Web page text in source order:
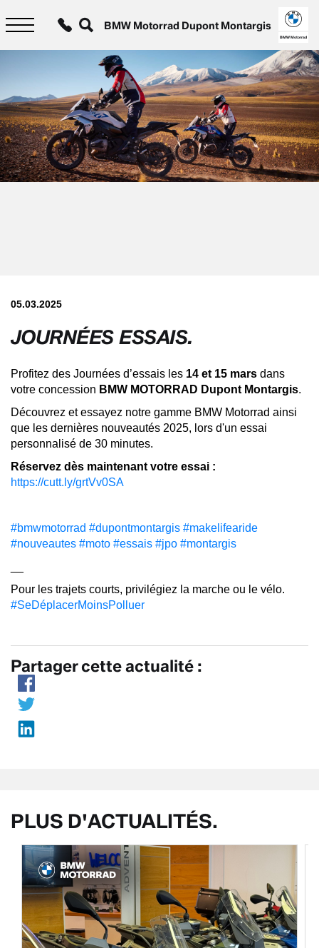
contenu
BMW Motorrad Dupont Montargis
BMW Motorrad
05.03.2025
JOURNÉES ESSAIS.
Profitez des Journées d’essais les 14 et 15 mars dans
votre concession BMW MOTORRAD Dupont Montargis.
Découvrez et essayez notre gamme BMW Motorrad ainsi
que les dernières nouveautés 2025, lors d'un essai
personnalisé de 30 minutes.
Réservez dès maintenant votre essai :
https://cutt.ly/grtVv0SA
#bmwmotorrad #dupontmontargis #makelifearide
#nouveautes #moto #essais #jpo #montargis
Pour les trajets courts, privilégiez la marche ou le vélo.
#SeDéplacerMoinsPolluer
Partager cette actualité :
PLUS D'ACTUALITÉS.